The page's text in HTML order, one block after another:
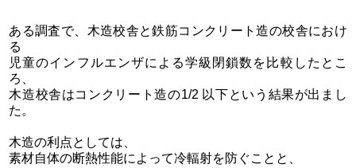
ある調査で、木造校舎と鉄筋コンクリート造の校舎におけ
る
児童のインフルエンザによる学級閉鎖数を比較したとこ
ろ、
木造校舎はコンクリート造の1/2 以下という結果が出まし
た。
木造の利点としては、
素材自体の断熱性能によって冷輻射を防ぐことと、